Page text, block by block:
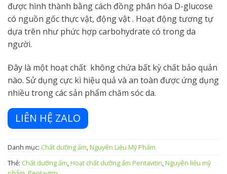
được hình thành bằng cách đồng phân hóa D-glucose
có nguồn gốc thực vật, động vật . Hoạt động tương tự
dựa trên như phức hợp carbohydrate có trong da
người.
Đây là một hoạt chất không chứa bất kỳ chất bảo quản
nào. Sử dụng cực kì hiệu quả và an toàn được ứng dụng
nhiều trong các sản phẩm chăm sóc da.
LIÊN HỆ ZALO
Danh mục: Chất dưỡng ẩm,Nguyên Liệu Mỹ Phẩm
Thẻ: Chất dưỡng ẩm,Hoạt chất dưỡng ẩm Pentavitin,Nguyên liệu mỹ